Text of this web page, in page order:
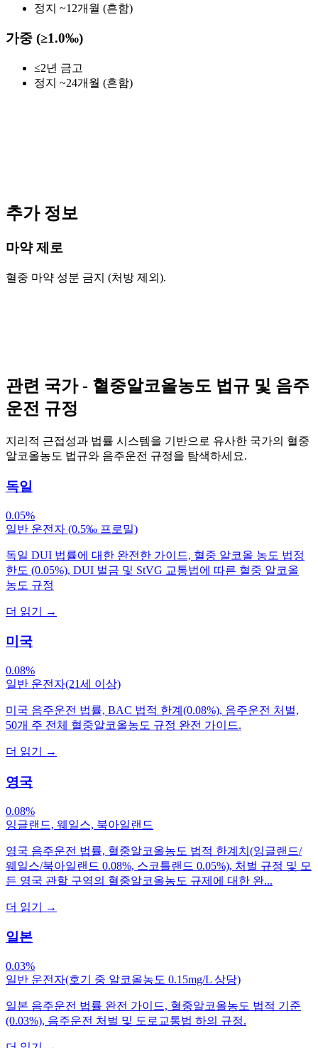
정지 ~12개월 (흔함)
가중 (≥1.0‰)
≤2년 금고
정지 ~24개월 (흔함)
추가 정보
마약 제로
혈중 마약 성분 금지 (처방 제외).
관련 국가 - 혈중알코올농도 법규 및 음주
운전 규정
지리적 근접성과 법률 시스템을 기반으로 유사한 국가의 혈중
알코올농도 법규와 음주운전 규정을 탐색하세요.
독일
0.05%
일반 운전자 (0.5‰ 프로밀)
독일 DUI 법률에 대한 완전한 가이드, 혈중 알코올 농도 법정
한도 (0.05%), DUI 벌금 및 StVG 교통법에 따른 혈중 알코올
농도 규정
더 읽기 →
미국
0.08%
일반 운전자(21세 이상)
미국 음주운전 법률, BAC 법적 한계(0.08%), 음주운전 처벌,
50개 주 전체 혈중알코올농도 규정 완전 가이드.
더 읽기 →
영국
0.08%
잉글랜드, 웨일스, 북아일랜드
영국 음주운전 법률, 혈중알코올농도 법적 한계치(잉글랜드/
웨일스/북아일랜드 0.08%, 스코틀랜드 0.05%), 처벌 규정 및 모
든 영국 관할 구역의 혈중알코올농도 규제에 대한 완...
더 읽기 →
일본
0.03%
일반 운전자(호기 중 알코올농도 0.15mg/L 상당)
일본 음주운전 법률 완전 가이드, 혈중알코올농도 법적 기준
(0.03%), 음주운전 처벌 및 도로교통법 하의 규정.